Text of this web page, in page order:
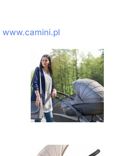
www.camini.pl